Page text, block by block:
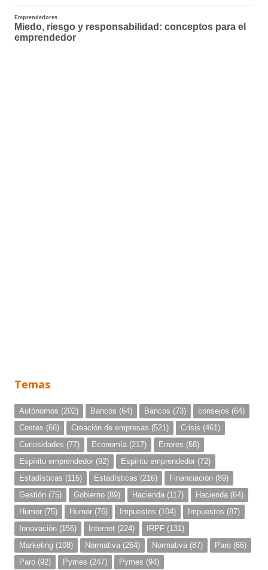
Temas
Autónomos (202) Bancos (64) Bancos (73) consejos (64)
Costes (66) Creación de empresas (521) Crisis (461)
Curiosidades (77) Economía (217) Errores (68)
Espíritu emprendedor (92) Espíritu emprendedor (72)
Estadísticas (115) Estadísticas (216) Financiación (89)
Gestión (75) Gobierno (89) Hacienda (117) Hacienda (64)
Humor (75) Humor (76) Impuestos (104) Impuestos (87)
Innovación (156) Internet (224) IRPF (131)
Marketing (108) Normativa (264) Normativa (87) Paro (66)
Paro (92) Pymes (247) Pymes (94)